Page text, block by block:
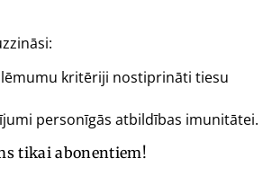
lēmumu kritēriji nostiprināti tiesu
personīgās atbildības imunitātei.
tikai abonentiem!